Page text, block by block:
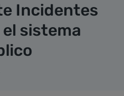
Incidentes
sistema